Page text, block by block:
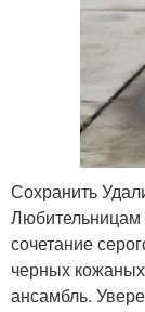
Сохранить
Любительницам
сочетание
черных кожаных
ансамбль.